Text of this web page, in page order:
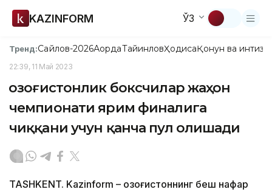
KAZINFORM ЎЗ
Тренд:Сайлов-2026АқордаТайинловҲодисаҚонун ва
22:39, 11 Май 2023
Қозоғистонлик боксчилар жаҳон
чемпионати ярим финалига
чиққани учун қанча пул олишади
TASHKENT. Kazinform – Қозоғистоннинг беш нафар